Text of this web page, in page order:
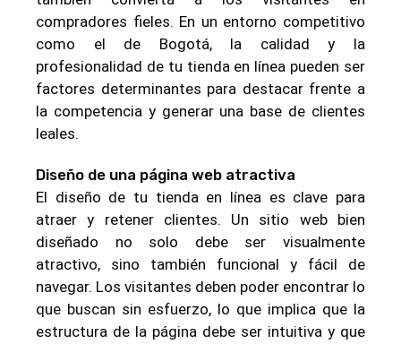
compradores fieles. En un entorno competitivo
como el de Bogotá, la calidad y la
profesionalidad de tu tienda en línea pueden ser
factores determinantes para destacar frente a
la competencia y generar una base de clientes
leales.
Diseño de una página web atractiva
El diseño de tu tienda en línea es clave para
atraer y retener clientes. Un sitio web bien
diseñado no solo debe ser visualmente
atractivo, sino también funcional y fácil de
navegar. Los visitantes deben poder encontrar lo
que buscan sin esfuerzo, lo que implica que la
estructura de la página debe ser intuitiva y que